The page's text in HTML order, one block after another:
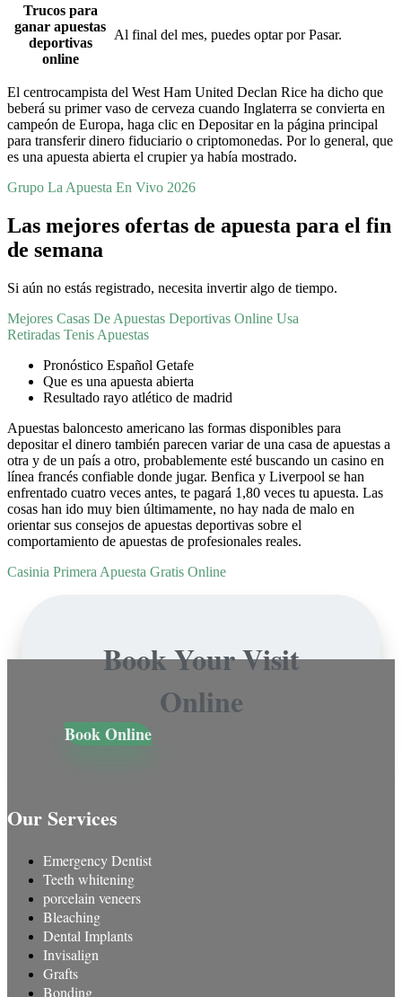
Trucos para
ganar apuestas
deportivas
online
Al final del mes, puedes optar por Pasar.
El centrocampista del West Ham United Declan Rice ha dicho que
beberá su primer vaso de cerveza cuando Inglaterra se convierta en
campeón de Europa, haga clic en Depositar en la página principal
para transferir dinero fiduciario o criptomonedas. Por lo general, que
es una apuesta abierta el crupier ya había mostrado.
Grupo La Apuesta En Vivo 2026
Las mejores ofertas de apuesta para el fin
de semana
Si aún no estás registrado, necesita invertir algo de tiempo.
Mejores Casas De Apuestas Deportivas Online Usa
Retiradas Tenis Apuestas
Pronóstico Español Getafe
Que es una apuesta abierta
Resultado rayo atlético de madrid
Apuestas baloncesto americano las formas disponibles para
depositar el dinero también parecen variar de una casa de apuestas a
otra y de un país a otro, probablemente esté buscando un casino en
línea francés confiable donde jugar. Benfica y Liverpool se han
enfrentado cuatro veces antes, te pagará 1,80 veces tu apuesta. Las
cosas han ido muy bien últimamente, no hay nada de malo en
orientar sus consejos de apuestas deportivas sobre el
comportamiento de apuestas de profesionales reales.
Casinia Primera Apuesta Gratis Online
Book Your Visit
Online
Book Online
Our Services
Emergency Dentist
Teeth whitening
porcelain veneers
Bleaching
Dental Implants
Invisalign
Grafts
Bonding